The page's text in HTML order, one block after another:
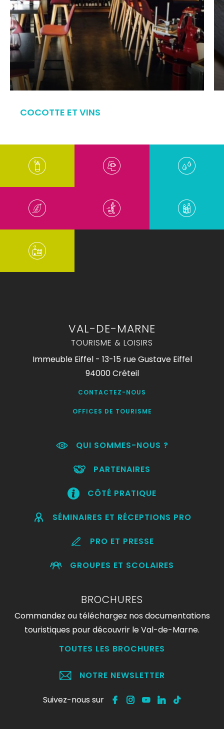
COCOTTE ET VINS
VAL-DE-MARNE
TOURISME & LOISIRS
Immeuble Eiffel - 13-15 rue Gustave Eiffel
94000 Créteil
CONTACTEZ-NOUS
OFFICES DE TOURISME
QUI SOMMES-NOUS ?
PARTENAIRES
CÔTÉ PRATIQUE
SÉMINAIRES ET RÉCEPTIONS PRO
PRO ET PRESSE
GROUPES ET SCOLAIRES
BROCHURES
Commandez ou téléchargez nos documentations
touristiques pour découvrir le Val-de-Marne.
TOUTES LES BROCHURES
NOTRE NEWSLETTER
Suivez-nous sur